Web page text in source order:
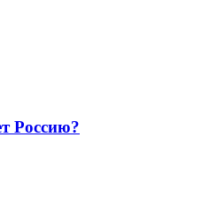
Россию?